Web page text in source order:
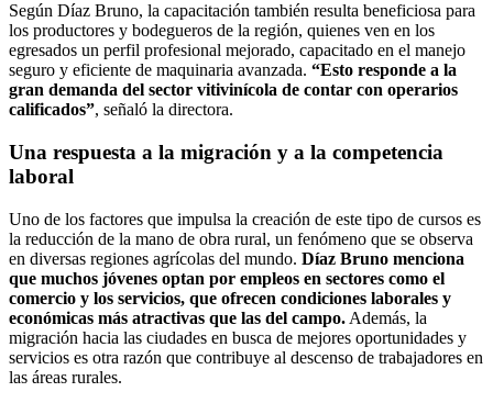
Según Díaz Bruno, la capacitación también resulta beneficiosa para
los productores y bodegueros de la región, quienes ven en los
egresados un perfil profesional mejorado, capacitado en el manejo
seguro y eficiente de maquinaria avanzada. “Esto responde a la
gran demanda del sector vitivinícola de contar con operarios
calificados”, señaló la directora.
Una respuesta a la migración y a la competencia
laboral
Uno de los factores que impulsa la creación de este tipo de cursos es
la reducción de la mano de obra rural, un fenómeno que se observa
en diversas regiones agrícolas del mundo. Díaz Bruno menciona
que muchos jóvenes optan por empleos en sectores como el
comercio y los servicios, que ofrecen condiciones laborales y
económicas más atractivas que las del campo. Además, la
migración hacia las ciudades en busca de mejores oportunidades y
servicios es otra razón que contribuye al descenso de trabajadores en
las áreas rurales.